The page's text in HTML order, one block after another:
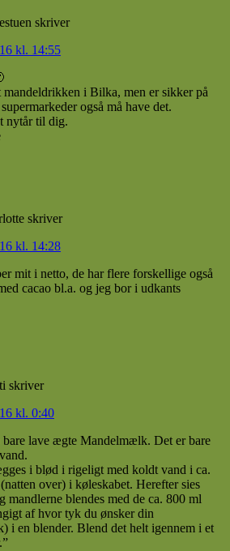
skriver
kl. 14:55
mandeldrikken i Bilka, men er sikker på
også må have det.
nytår til dig.
skriver
kl. 14:28
mit i netto, de har flere forskellige også
cacao bl.a. og jeg bor i udkants
skriver
kl. 0:40
bare lave ægte Mandelmælk. Det er bare
i blød i rigeligt med koldt vand i ca.
over) i køleskabet. Herefter sies
mandlerne blendes med de ca. 800 ml
af hvor tyk du ønsker din
i en blender. Blend det helt igennem i et